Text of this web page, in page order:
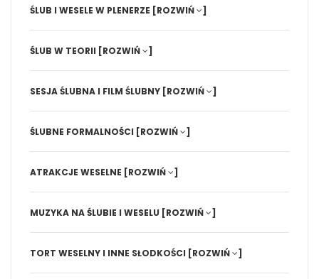
ŚLUB I WESELE W PLENERZE [ROZWIŃ ]
ŚLUB W TEORII [ROZWIŃ ]
SESJA ŚLUBNA I FILM ŚLUBNY [ROZWIŃ ]
ŚLUBNE FORMALNOŚCI [ROZWIŃ ]
ATRAKCJE WESELNE [ROZWIŃ ]
MUZYKA NA ŚLUBIE I WESELU [ROZWIŃ ]
TORT WESELNY I INNE SŁODKOŚCI [ROZWIŃ ]